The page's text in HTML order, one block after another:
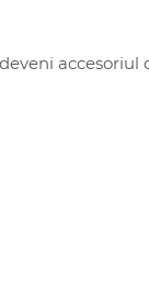
accesoriul